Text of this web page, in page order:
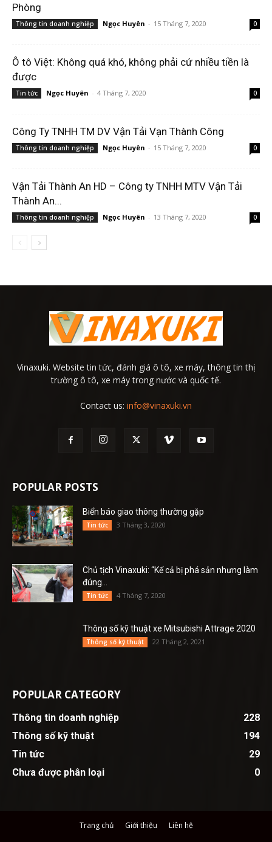
Phòng
Thông tin doanh nghiệp Ngọc Huyên - 15 Tháng 7, 2020 0
Ô tô Việt: Không quá khó, không phải cứ nhiều tiền là
được
Tin tức Ngọc Huyên - 4 Tháng 7, 2020 0
Công Ty TNHH TM DV Vận Tải Vạn Thành Công
Thông tin doanh nghiệp Ngọc Huyên - 15 Tháng 7, 2020 0
Vận Tải Thành An HD – Công ty TNHH MTV Vận Tải
Thành An...
Thông tin doanh nghiệp Ngọc Huyên - 13 Tháng 7, 2020 0
Vinaxuki. Website tin tức, đánh giá ô tô, xe máy, thông tin thị
trường ô tô, xe máy trong nước và quốc tế.
Contact us: info@vinaxuki.vn
POPULAR POSTS
Biển báo giao thông thường gặp
Tin tức 3 Tháng 3, 2020
Chủ tịch Vinaxuki: “Kể cả bị phá sản nhưng làm
đúng...
Tin tức 4 Tháng 7, 2020
Thông số kỹ thuật xe Mitsubishi Attrage 2020
Thông số kỹ thuật 22 Tháng 2, 2021
POPULAR CATEGORY
Thông tin doanh nghiệp
228
Thông số kỹ thuật
194
Tin tức
29
Chưa được phân loại
0
Trang chủ Giới thiệu Liên hệ